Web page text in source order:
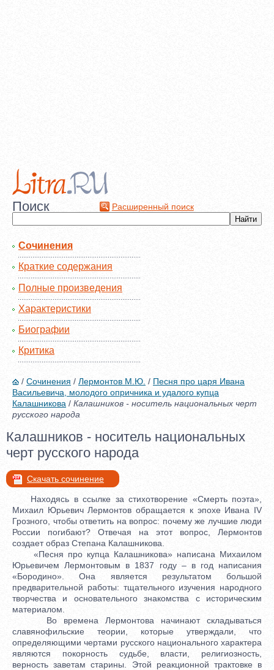
Поиск Расширенный поиск
Сочинения
Краткие содержания
Полные произведения
Характеристики
Биографии
Критика
/ Сочинения / Лермонтов М.Ю. / Песня про царя Ивана
Васильевича, молодого опричника и удалого купца
Калашникова / Калашников - носитель национальных черт
русского народа
Калашников - носитель национальных
черт русского народа
Скачать сочинение
Находясь в ссылке за стихотворение «Смерть поэта»,
Михаил Юрьевич Лермонтов обращается к эпохе Ивана IV
Грозного, чтобы ответить на вопрос: почему же лучшие люди
России погибают? Отвечая на этот вопрос, Лермонтов
создает образ Степана Калашникова.
«Песня про купца Калашникова» написана Михаилом
Юрьевичем Лермонтовым в 1837 году – в год написания
«Бородино». Она является результатом большой
предварительной работы: тщательного изучения народного
творчества и основательного знакомства с историческим
материалом.
Во времена Лермонтова начинают складываться
славянофильские теории, которые утверждали, что
определяющими чертами русского национального характера
являются покорность судьбе, власти, религиозность,
верность заветам старины. Этой реакционной трактовке в